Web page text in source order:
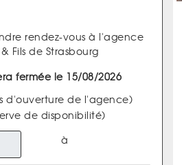
rendez-vous à l'agence
Fils de Strasbourg
fermée le 15/08/2026
d'ouverture de l'agence)
de disponibilité)
à